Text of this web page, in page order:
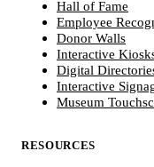
Hall of Fame
Employee
Donor Walls
Interactive
Digital
Interactive
Museum
RESOURCES